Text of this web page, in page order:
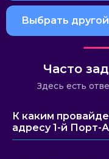
Выбрать
Часто
Здесь есть
К каким
адресу 1-й Порт-